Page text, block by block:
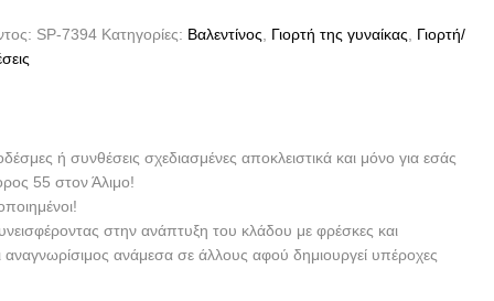
SP-7394 Κατηγορίες: Βαλεντίνος Γιορτή της γυναίκας
Γιορτή/
ή συνθέσεις σχεδιασμένες αποκλειστικά και μόνο για εσάς
55 στον Άλιμο!
στην ανάπτυξη του κλάδου με φρέσκες και
ανάμεσα σε άλλους αφού δημιουργεί υπέροχες